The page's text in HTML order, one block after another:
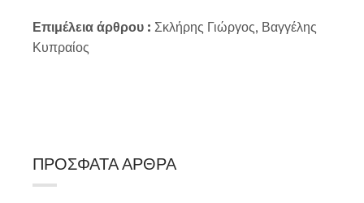
Επιμέλεια άρθρου : Σκλήρης Γιώργος, Βαγγέλης
Κυπραίος
ΠΡΌΣΦΑΤΑ ΆΡΘΡΑ